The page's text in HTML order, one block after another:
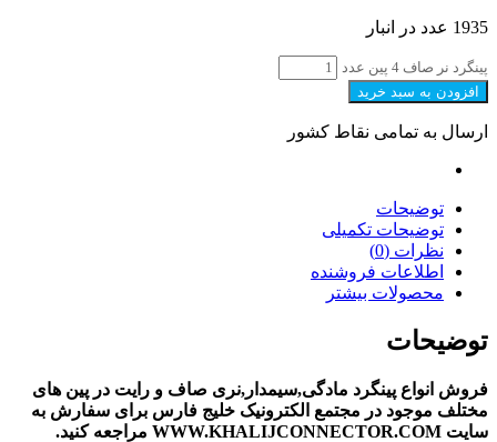
1935 عدد در انبار
پینگرد نر صاف 4 پین عدد
افزودن به سبد خرید
ارسال به تمامی نقاط کشور
توضیحات
توضیحات تکمیلی
نظرات (0)
اطلاعات فروشنده
محصولات بیشتر
توضیحات
فروش انواع پینگرد مادگی,سیمدار,نری صاف و رایت در پین های
مختلف موجود در مجتمع الکترونیک خلیج فارس برای سفارش به
سایت WWW.KHALIJCONNECTOR.COM مراجعه کنید.